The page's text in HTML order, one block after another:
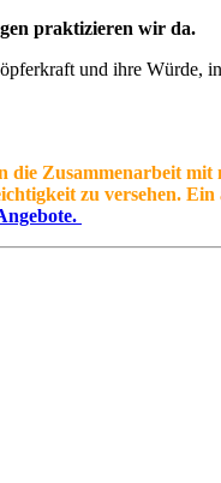
praktizieren wir da.
und ihre Würde,
die Zusammenarbeit
zu versehen.